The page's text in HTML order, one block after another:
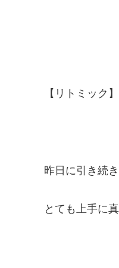
【リトミック】
昨日に引き続
とても上手に